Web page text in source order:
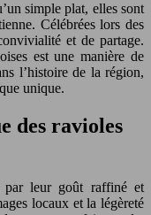
simple plat, elles sont
Célébrées lors des
et de partage.
est une manière de
l’histoire de la région,
unique.
des ravioles
par leur goût raffiné et
locaux et la légèreté